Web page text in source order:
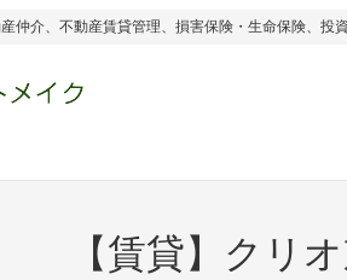
仲介、不動産賃貸管理、損害保険・生命保険、投
【賃貸】クリ